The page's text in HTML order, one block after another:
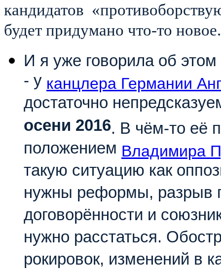
кандидатов
будет придумано что-то новое.
И я уже говорила об
- у канцлера Германии
достаточно
осени 2016. В чём-то её
положением Владимира
такую ситуацию как
нужны реформы, разрыв
договорённости и
нужно расстаться.
рокировок, изменений в